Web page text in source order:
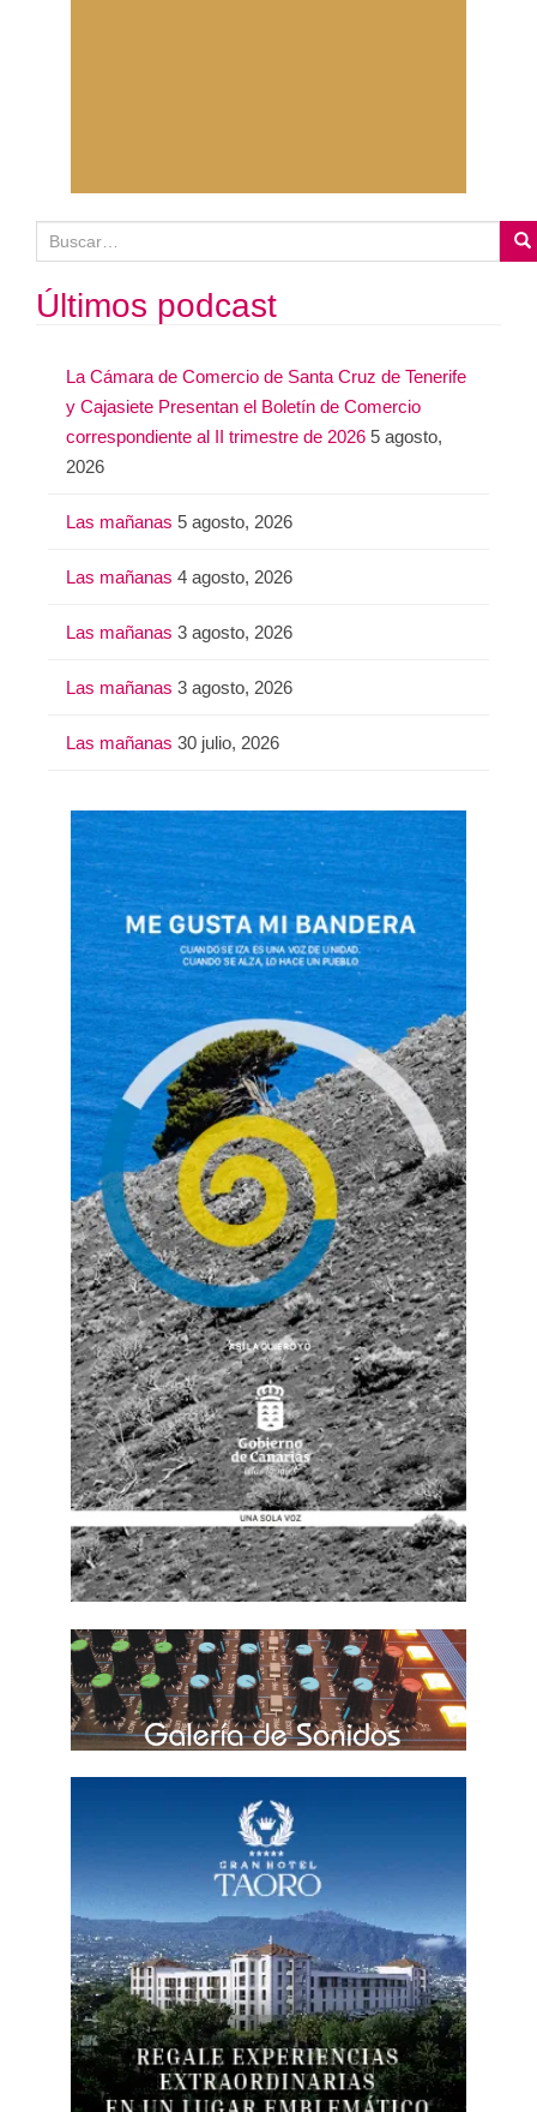
u
sÚltimos podcast
La Cámara de Comercio de Santa Cruz de Tenerife
y Cajasiete Presentan el Boletín de Comercio
correspondiente al II trimestre de 2026 5 agosto,
2026
Las mañanas 5 agosto, 2026
Las mañanas 4 agosto, 2026
Las mañanas 3 agosto, 2026
Las mañanas 3 agosto, 2026
Las mañanas 30 julio, 2026